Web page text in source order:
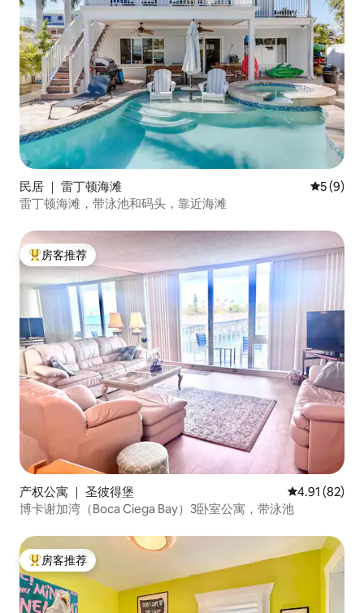
民居 ｜ 雷丁顿海滩 平均评分
5 (9)
雷丁顿海滩，带泳池和码头，靠近海滩
热门「房客推荐」
房客推荐
产权公寓 ｜ 圣彼得堡 平均评分
4.91 (82)
博卡谢加湾（Boca Ciega Bay）3卧室公寓，带泳池
热门「房客推荐」
房客推荐